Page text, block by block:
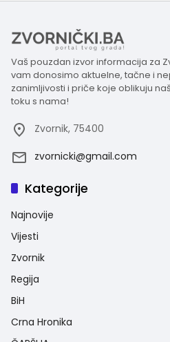
Vaš pouzdan izvor informacija za
vam donosimo aktuelne, tačne i
zanimljivosti i priče koje oblikuju
toku s nama!
Zvornik, 75400
zvornicki@gmail.com
Kategorije
Najnovije
Vijesti
Zvornik
Regija
BiH
Crna Hronika